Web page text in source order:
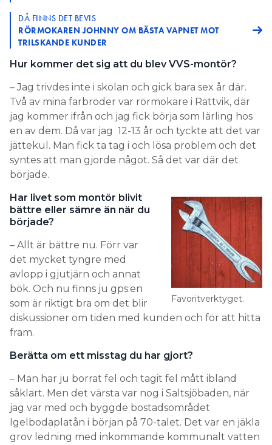
DÅ FINNS DET BEVIS
RÖRMOKAREN JOHNNY OM BÄSTA VAPNET MOT
TRILSKANDE KUNDER
Hur kommer det sig att du blev VVS-montör?
– Jag trivdes inte i skolan och gick bara sex år där.
Två av mina farbröder var rörmokare i Rättvik, där
jag kommer ifrån och jag fick börja som lärling hos
en av dem. Då var jag 12-13 år och tyckte att det var
jättekul. Man fick ta tag i och lösa problem och det
syntes att man gjorde något. Så det var där det
började.
Favoritverktyget.
Har livet som montör blivit
bättre eller sämre än när du
började?
– Allt är bättre nu. Förr var
det mycket tyngre med
avlopp i gjutjärn och annat
bök. Och nu finns ju gps:en
som är riktigt bra om det blir
diskussioner om tiden med kunden och för att hitta
fram.
Berätta om ett misstag du har gjort?
– Man har ju borrat fel och tagit fel mått ibland
såklart. Men det värsta var nog i Saltsjöbaden, när
jag var med och byggde bostadsområdet
Igelbodaplatån i början på 70-talet. Det var en jäkla
grov ledning med inkommande kommunalt vatten